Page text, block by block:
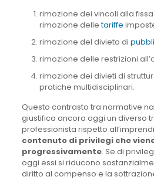
rimozione dei vincoli alla
rimozione delletariffe
rimozione del divieto di
rimozione delle restrizioni
rimozione dei divieti di
pratiche multidisciplinari.
Questo contrasto tra normative
giustifica ancora oggi un diverso
professionista rispetto
contenuto di privilegi che
progressivamente. Se di
oggi essi si riducono
diritto al compenso e la